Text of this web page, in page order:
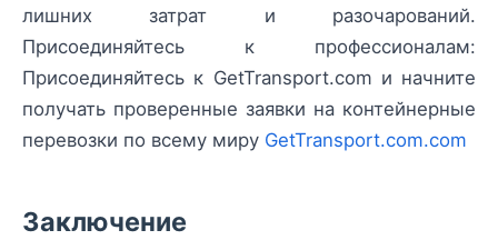
лишних затрат и разочарований.
Присоединяйтесь к профессионалам:
Присоединяйтесь к GetTransport.com и начните
получать проверенные заявки на контейнерные
перевозки по всему миру GetTransport.com.com
Заключение